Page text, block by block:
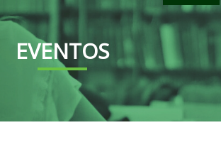
EVENTOS